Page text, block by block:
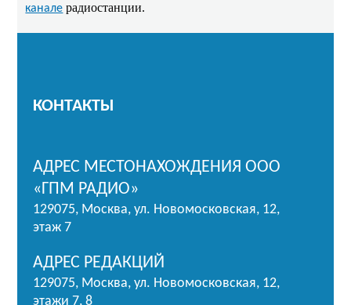
канале радиостанции.
КОНТАКТЫ
АДРЕС МЕСТОНАХОЖДЕНИЯ ООО
«ГПМ РАДИО»
129075, Москва, ул. Новомосковская, 12,
этаж 7
АДРЕС РЕДАКЦИЙ
129075, Москва, ул. Новомосковская, 12,
этажи 7, 8